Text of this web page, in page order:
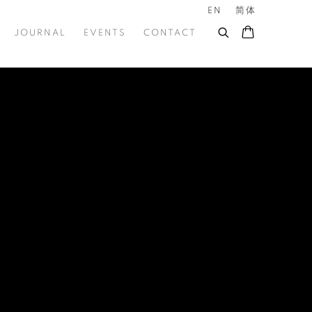
JOURNAL EVENTS CONTACT
EN 简体